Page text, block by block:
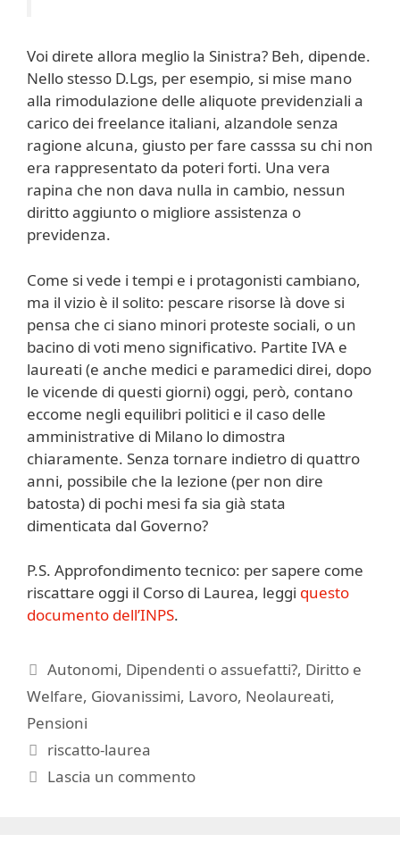
Voi direte allora meglio la Sinistra? Beh, dipende.
Nello stesso D.Lgs, per esempio, si mise mano
alla rimodulazione delle aliquote previdenziali a
carico dei freelance italiani, alzandole senza
ragione alcuna, giusto per fare casssa su chi non
era rappresentato da poteri forti. Una vera
rapina che non dava nulla in cambio, nessun
diritto aggiunto o migliore assistenza o
previdenza.
Come si vede i tempi e i protagonisti cambiano,
ma il vizio è il solito: pescare risorse là dove si
pensa che ci siano minori proteste sociali, o un
bacino di voti meno significativo. Partite IVA e
laureati (e anche medici e paramedici direi, dopo
le vicende di questi giorni) oggi, però, contano
eccome negli equilibri politici e il caso delle
amministrative di Milano lo dimostra
chiaramente. Senza tornare indietro di quattro
anni, possibile che la lezione (per non dire
batosta) di pochi mesi fa sia già stata
dimenticata dal Governo?
P.S. Approfondimento tecnico: per sapere come
riscattare oggi il Corso di Laurea, leggi questo
documento dell’INPS.
Categorie
Autonomi, Dipendenti o assuefatti?, Diritto e
Welfare, Giovanissimi, Lavoro, Neolaureati,
Pensioni
Tag
riscatto-laurea
Lascia un commento